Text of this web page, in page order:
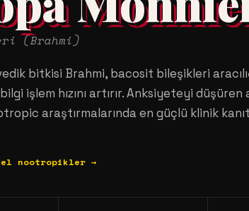
(Brahmi)
bitkisi Brahmi, bacosit bileşikleri
işlem hızını artırır. Anksiyeteyi
araştırmalarında en güçlü klinik
nootropikler →